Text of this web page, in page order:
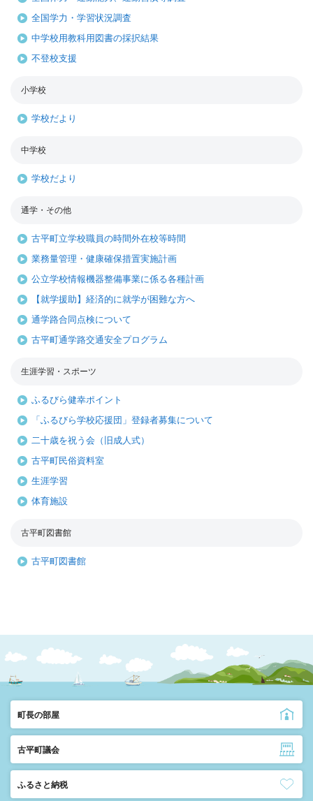
全国学力・学習状況調査
中学校用教科用図書の採択結果
不登校支援
小学校
学校だより
中学校
学校だより
通学・その他
古平町立学校職員の時間外在校等時間
業務量管理・健康確保措置実施計画
公立学校情報機器整備事業に係る各種計画
【就学援助】経済的に就学が困難な方へ
通学路合同点検について
古平町通学路交通安全プログラム
生涯学習・スポーツ
ふるびら健幸ポイント
「ふるびら学校応援団」登録者募集について
二十歳を祝う会（旧成人式）
古平町民俗資料室
生涯学習
体育施設
古平町図書館
古平町図書館
町長の部屋
古平町議会
ふるさと納税